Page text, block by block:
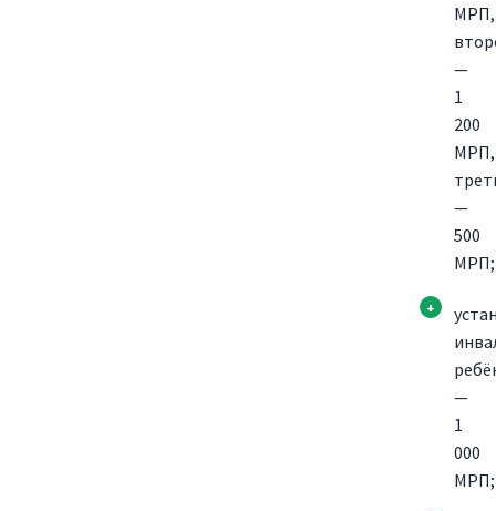
МРП,
—
1
200
МРП,
—
500
МРП;
—
1
000
МРП;